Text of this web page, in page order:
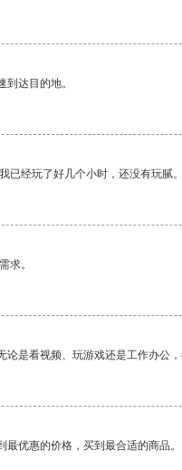
达目的地。
已经玩了好几个小时，还没有玩腻。
求。
是看视频、玩游戏还是工作办公
优惠的价格，买到最合适的商品。